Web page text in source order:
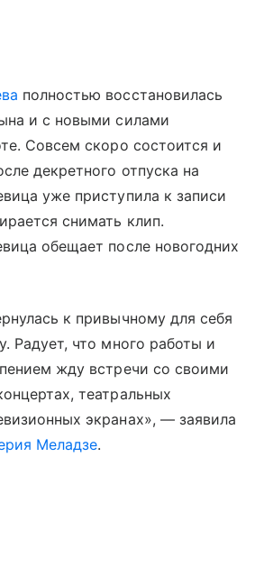
полностью восстановилась
и с новыми силами
Совсем скоро состоится и
декретного отпуска на
уже приступила к записи
снимать клип.
обещает после новогодних
к привычному для себя
Радует, что много работы и
жду встречи со своими
театральных
экранах», — заявила
Меладзе.